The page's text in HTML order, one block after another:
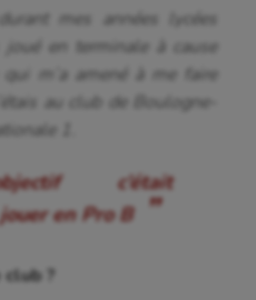
mes années lycées
en terminale à cause
m’a amené à me faire
au club de Boulogne-
1.
c’était
en Pro B
?